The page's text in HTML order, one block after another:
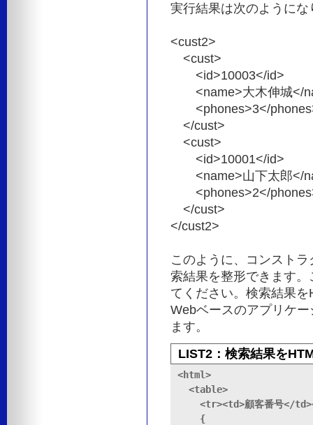
実行結果は次のようにな
<cust2>
<cust>
<id>10003</id>
<name>大木伸城</
<phones>3</
</cust>
<cust>
<id>10001</id>
<name>山下太郎</
<phones>2</
</cust>
</cust2>
このように、コンスト
索結果を整形できます
てください。検索結果
Webベースのアプリケ
ます。
LIST2：検索結果を
<html>
  <table>
<tr><td>顧客番号</
    {